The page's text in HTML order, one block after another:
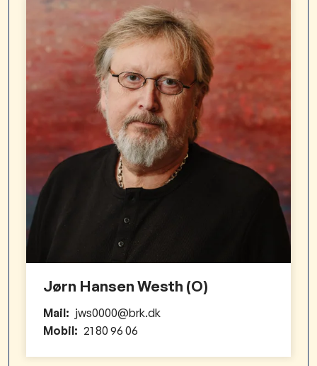
Jørn Hansen Westh (O)
Mail: jws0000@brk.dk
Mobil: 21 80 96 06